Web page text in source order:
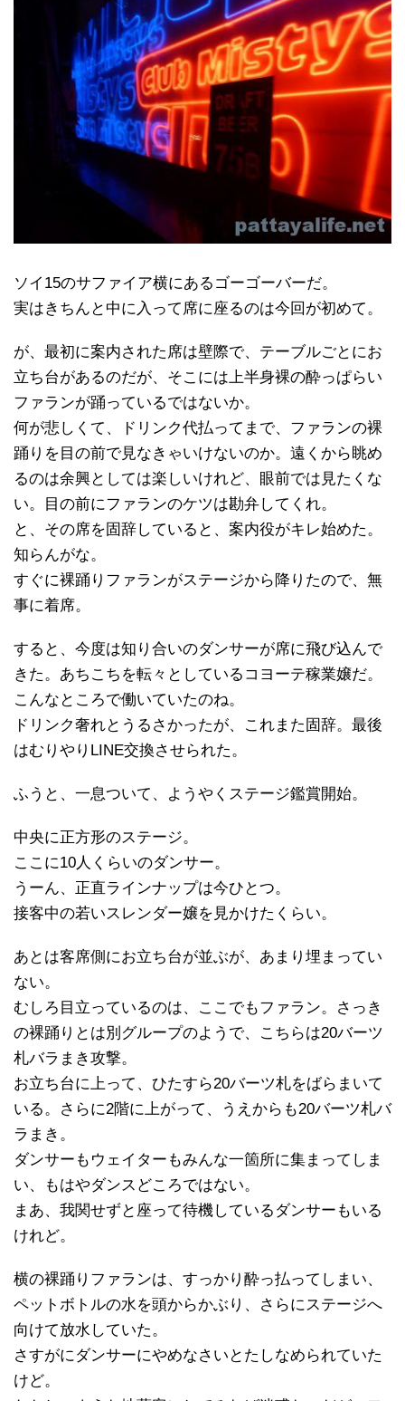
ソイ15のサファイア横にあるゴーゴーバーだ。
実はきちんと中に入って席に座るのは今回が初めて。
が、最初に案内された席は壁際で、テーブルごとにお
立ち台があるのだが、そこには上半身裸の酔っぱらい
ファランが踊っているではないか。
何が悲しくて、ドリンク代払ってまで、ファランの裸
踊りを目の前で見なきゃいけないのか。遠くから眺め
るのは余興としては楽しいけれど、眼前では見たくな
い。目の前にファランのケツは勘弁してくれ。
と、その席を固辞していると、案内役がキレ始めた。
知らんがな。
すぐに裸踊りファランがステージから降りたので、無
事に着席。
すると、今度は知り合いのダンサーが席に飛び込んで
きた。あちこちを転々としているコヨーテ稼業嬢だ。
こんなところで働いていたのね。
ドリンク奢れとうるさかったが、これまた固辞。最後
はむりやりLINE交換させられた。
ふうと、一息ついて、ようやくステージ鑑賞開始。
中央に正方形のステージ。
ここに10人くらいのダンサー。
うーん、正直ラインナップは今ひとつ。
接客中の若いスレンダー嬢を見かけたくらい。
あとは客席側にお立ち台が並ぶが、あまり埋まってい
ない。
むしろ目立っているのは、ここでもファラン。さっき
の裸踊りとは別グループのようで、こちらは20バーツ
札バラまき攻撃。
お立ち台に上って、ひたすら20バーツ札をばらまいて
いる。さらに2階に上がって、うえからも20バーツ札バ
ラまき。
ダンサーもウェイターもみんな一箇所に集まってしま
い、もはやダンスどころではない。
まあ、我関せずと座って待機しているダンサーもいる
けれど。
横の裸踊りファランは、すっかり酔っ払ってしまい、
ペットボトルの水を頭からかぶり、さらにステージへ
向けて放水していた。
さすがにダンサーにやめなさいとたしなめられていた
けど。